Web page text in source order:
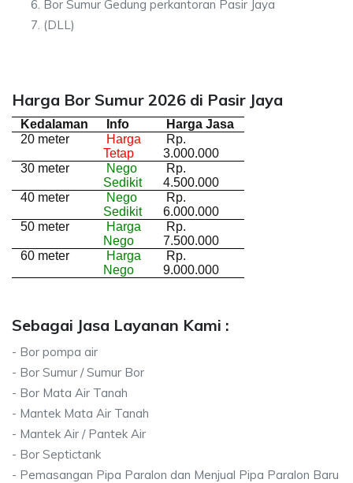
Bor Sumur Gedung perkantoran Pasir Jaya
(DLL)
Harga Bor Sumur 2026 di Pasir Jaya
Kedalaman Info
Harga Jasa
20 meter
Harga
Tetap
Rp.
3.000.000
30 meter
Nego
Sedikit
Rp.
4.500.000
40 meter
Nego
Sedikit
Rp.
6.000.000
50 meter
Harga
Nego
Rp.
7.500.000
60 meter
Harga
Nego
Rp.
9.000.000
Sebagai Jasa Layanan Kami :
- Bor pompa air
- Bor Sumur / Sumur Bor
- Bor Mata Air Tanah
- Mantek Mata Air Tanah
- Mantek Air / Pantek Air
- Bor Septictank
- Pemasangan Pipa Paralon dan Menjual Pipa Paralon Baru